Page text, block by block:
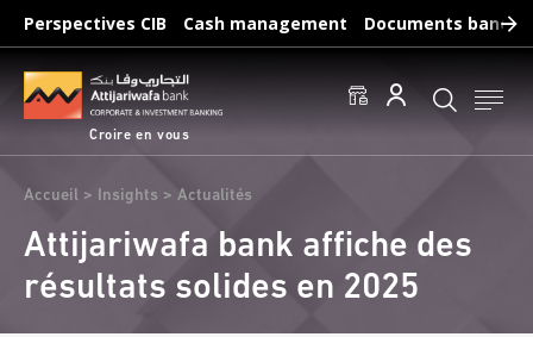
Aller
contenu
principal
Perspectives CIB Cash management Documents
Croire en vous
Fil
d'Ariane
Accueil Insights Actualités
Attijariwafa bank affiche des
résultats solides en 2025
Recherches fréquentes :
Accéder aux comptes Effectuer un virement
Éditer un RIB